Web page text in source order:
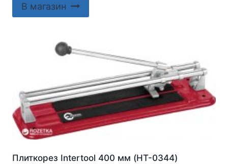
В магазин
Плиткорез Intertool 400 мм (HT-0344)